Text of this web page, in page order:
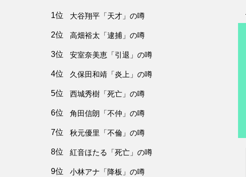
1位 大谷翔平「天才」の噂
2位 高畑裕太「逮捕」の噂
3位 安室奈美恵「引退」の噂
4位 久保田和靖「炎上」の噂
5位 西城秀樹「死亡」の噂
6位 角田信朗「不仲」の噂
7位 秋元優里「不倫」の噂
8位 紅音ほたる「死亡」の噂
9位 小林アナ「降板」の噂